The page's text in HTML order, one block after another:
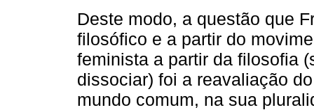
Deste modo, a questão que
filosófico e a partir do
feminista a partir da filosofia
dissociar) foi a reavaliação
mundo comum, na sua